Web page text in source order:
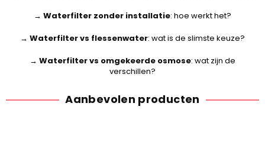
→ Waterfilter zonder installatie: hoe werkt het?
→ Waterfilter vs flessenwater: wat is de slimste keuze?
→ Waterfilter vs omgekeerde osmose: wat zijn de
verschillen?
Aanbevolen producten